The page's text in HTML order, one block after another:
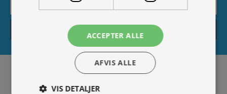
ACCEPTER ALLE
AFVIS ALLE
VIS DETALJER